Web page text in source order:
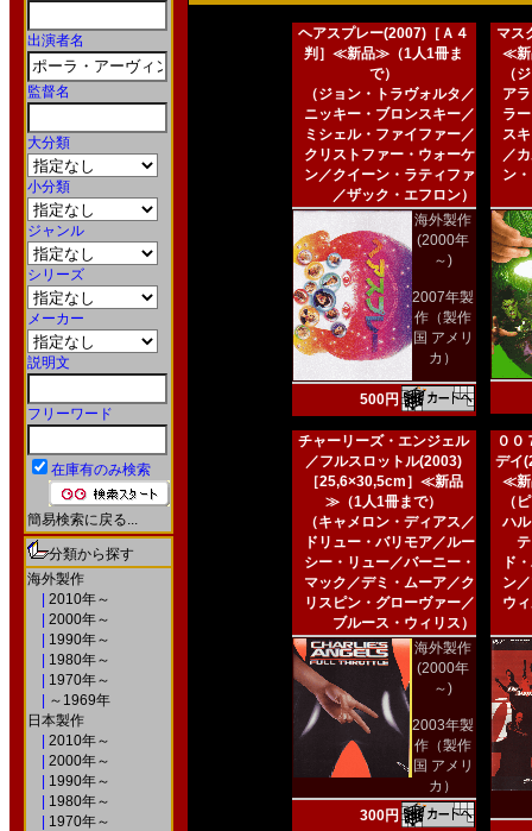
出演者名
監督名
大分類
小分類
ジャンル
シリーズ
メーカー
説明文
フリーワード
在庫有のみ検索
簡易検索に戻る...
分類から探す
海外製作
2010年～
2000年～
1990年～
1980年～
1970年～
～1969年
日本製作
2010年～
2000年～
1990年～
1980年～
1970年～
ヘアスプレー(2007)［Ａ４
判］≪新品≫（1人1冊ま
で）
（ジョン・トラヴォルタ／
ニッキー・ブロンスキー／
ミシェル・ファイファー／
クリストファー・ウォーケ
ン／クイーン・ラティファ
／ザック・エフロン）
海外製作
(2000年
～)
2007年製
作（製作
国 アメリ
カ）
500円
マス
≪新
（
ア
ラ
ス
／
ン
チャーリーズ・エンジェル
／フルスロットル(2003)
［25,6×30,5cm］≪新品
≫（1人1冊まで）
（キャメロン・ディアス／
ドリュー・バリモア／ルー
シー・リュー／バーニー・
マック／デミ・ムーア／ク
リスピン・グローヴァー／
ブルース・ウィリス）
海外製作
(2000年
～)
2003年製
作（製作
国 アメリ
カ）
300円
００
デイ
≪新
（
ハ
ド
ン
ウ